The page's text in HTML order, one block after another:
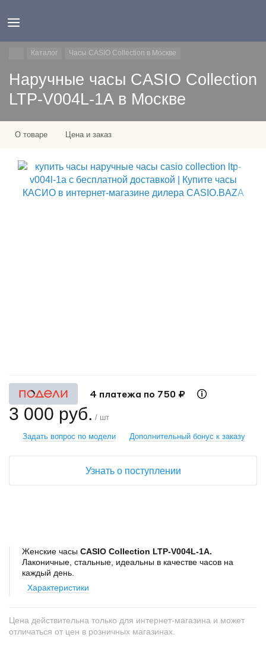
Каталог Часы CASIO Collection в Москве
Наручные часы CASIO Collection
LTP-V004L-1A в Москве
О товаре Цена и заказ
Женские часы CASIO Collection LTP-V004L-1A.
Лаконичные, стальные, идеальны в качестве часов на
каждый день.
Характеристики
4 платежа по 750 ₽
3 000 руб. / шт
Задать вопрос по модели Дополнительный бонус к заказу
Узнать о поступлении
Цена действительна только для интернет-магазина и может
отличаться от цен в розничных магазинах.